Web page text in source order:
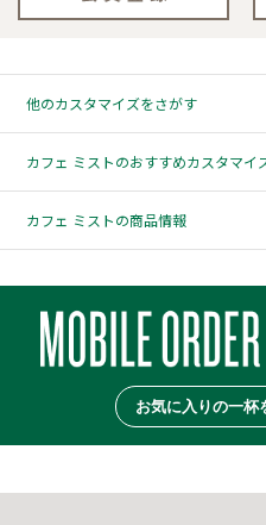
他のカスタマイズをさがす
カフェ ミストのおすすめカスタマイ
カフェ ミストの商品情報
お気に入りの一杯